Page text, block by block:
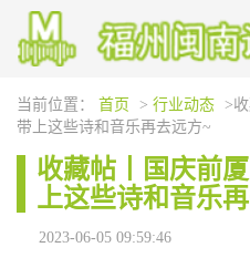
当前位置： 首页 > 行业动态
>
带上这些诗和音乐再去远方~
收藏帖丨国庆前
上这些诗和音乐
2023-06-05 09:59:46